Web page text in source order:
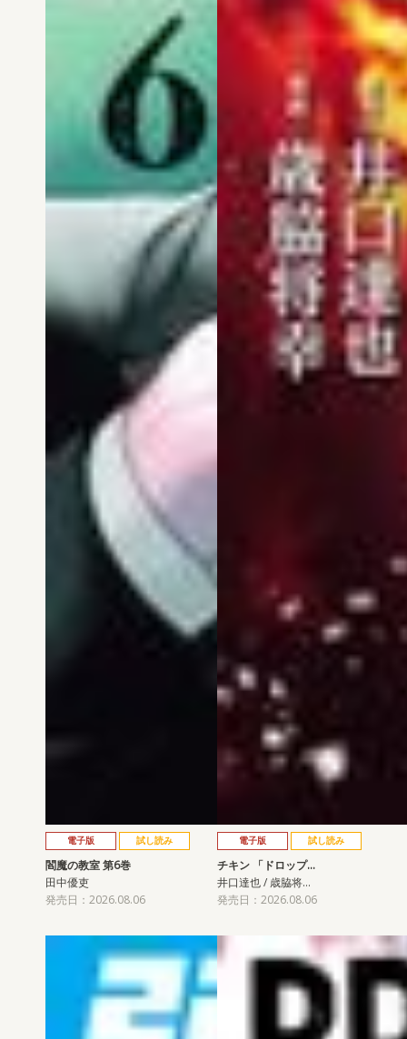
電子版 試し読み
閻魔の教室 第6巻
田中優吏
発売日：2026.08.06
電子版 試し読み
チキン 「ドロップ…
井口達也 / 歳脇将…
発売日：2026.08.06